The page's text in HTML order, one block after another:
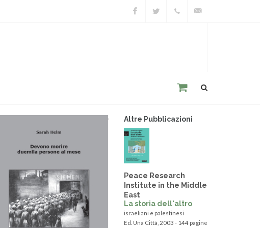
Altre Pubblicazioni
Peace Research
Institute in the Middle
East
La storia dell'altro
israeliani e palestinesi
Ed. Una Città, 2003 - 144 pagine